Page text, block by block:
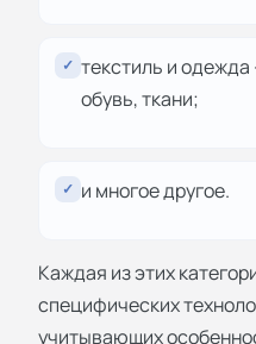
✓ текстиль и
обувь, ткани;
✓ и многое другое.
Каждая из этих
специфических
учитывающих